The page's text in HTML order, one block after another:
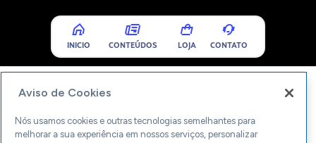
INICIO CONTEÚDOS LOJA CONTATO
Aviso de Cookies
Nós usamos cookies e outras tecnologias semelhantes para
melhorar a sua experiência em nossos serviços, personalizar